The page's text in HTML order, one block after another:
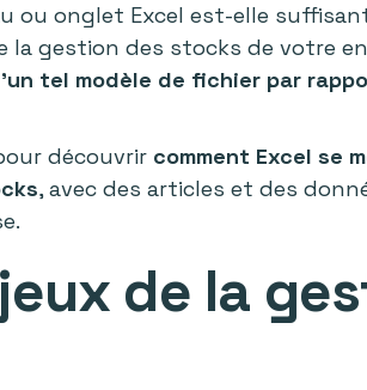
ou onglet Excel est-elle
gestion des stocks de votre
tel modèle de fichier par
découvrir comment Excel se
, avec des articles et des
de la